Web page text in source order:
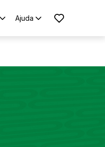
Ajuda